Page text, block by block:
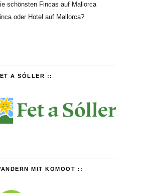
schönsten Fincas auf Mallorca
oder Hotel auf Mallorca?
A SÓLLER ::
MIT KOMOOT ::